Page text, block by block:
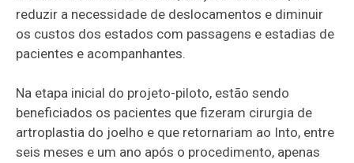
reduzir a necessidade de deslocamentos e diminuir
os custos dos estados com passagens e estadias de
pacientes e acompanhantes.
Na etapa inicial do projeto-piloto, estão sendo
beneficiados os pacientes que fizeram cirurgia de
artroplastia do joelho e que retornariam ao Into, entre
seis meses e um ano após o procedimento, apenas